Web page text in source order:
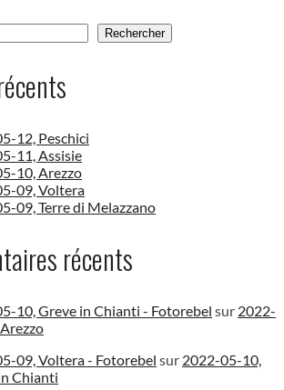
Rechercher
12, Peschici
11, Assisie
10, Arezzo
09, Voltera
09, Terre di Melazzano
récents
10, Greve in Chianti - Fotorebel sur 2022-
09, Voltera - Fotorebel sur 2022-05-10,
Chianti